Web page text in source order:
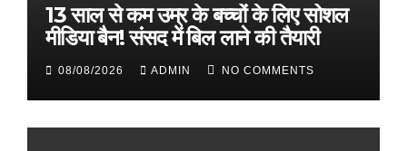
13 साल से कम उम्र के बच्चों के लिए सोशल
मीडिया बैन! संसद में बिल लाने की तैयारी
08/08/2026 ADMIN NO COMMENTS